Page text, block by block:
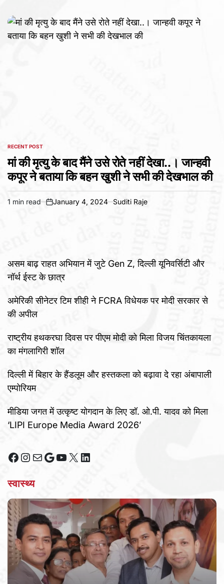
time
POSTED
RECENT POST
मां की मृत्यु के बाद मैंने उसे रोते नहीं देखा..। जान्हवी
कपूर ने बताया कि बहन खुशी ने सभी की देखभाल की
Estimated
1 min read
on
January 4, 2024 Suditi Raje
असम बाढ़ राहत अभियान में जुटे Gen Z, दिल्ली यूनिवर्सिटी और
नॉर्थ ईस्ट के छात्र
अमेरिकी सीनेटर टिम शीही ने FCRA विधेयक पर मोदी सरकार से
की अपील
राष्ट्रीय हथकरघा दिवस पर पीएम मोदी को मिला विजय चिंतकायला
का मंगलागिरी शॉल
दिल्ली में बिहार के हैंडलूम और हस्तकला को बढ़ावा दे रहा अंबापाली
एम्पोरियम
मीडिया जगत में उत्कृष्ट योगदान के लिए डॉ. ओ.पी. यादव को मिला
‘LIPI Europe Media Award 2026’
Facebook
Instagram
MailGoogle
YouTube
X LinkedIn
स्वास्थ्य